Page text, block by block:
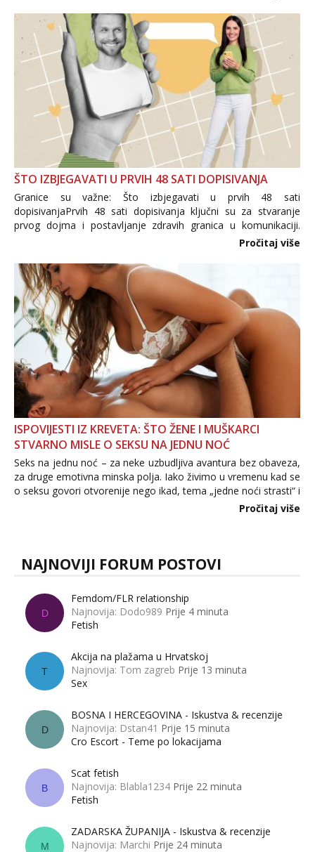
ŠTO IZBJEGAVATI U PRVIH 48 SATI DOPISIVANJA
Granice su važne: Što izbjegavati u prvih 48 sati
dopisivanjaPrvih 48 sati dopisivanja ključni su za stvaranje
prvog dojma i postavljanje zdravih granica u komunikaciji.
Važno je izbjeći prebrzo otkrivanje osobnih ili intimnih
informacija, jer nepoznata osoba još nije zaslužila to
povjerenje. Takođe...
Pročitaj više
ISPOVIJESTI IZ KREVETA: ŠTO ŽENE I MUŠKARCI
STVARNO MISLE O SEKSU NA JEDNU NOĆ
Seks na jednu noć – za neke uzbudljiva avantura bez obaveza,
za druge emotivna minska polja. Iako živimo u vremenu kad se
o seksu govori otvorenije nego ikad, tema „jedne noći strasti“ i
dalje izaziva burne rasprave. Što zapravo misle žene, a što
Pročitaj više
NAJNOVIJI FORUM POSTOVI
D
Femdom/FLR relationship
Najnovija: Dodo989 Prije 4 minuta
Fetish
T
Akcija na plažama u Hrvatskoj
Najnovija: Tom zagreb Prije 13 minuta
Sex
D
BOSNA I HERCEGOVINA - Iskustva & recenzije
Najnovija: Dstan41 Prije 15 minuta
Cro Escort - Teme po lokacijama
B
Scat fetish
Najnovija: Blabla1234 Prije 22 minuta
Fetish
M
ZADARSKA ŽUPANIJA - Iskustva & recenzije
Najnovija: Marchi Prije 24 minuta